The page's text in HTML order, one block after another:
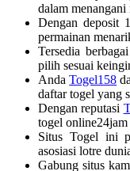
dalam menangani
Dengan deposit
permainan
Tersedia
pilih sesuai
AndaTogel158
daftar togel yang
Dengan reputasi
togel
Situs Togel ini
asosiasi lotre
Gabung situs